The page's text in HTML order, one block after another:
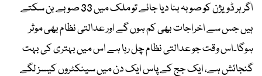
اگر ہر ڈویژن کو صوبہ بنا دیا جائے تو ملک میں 33 صوبے بن سکتے
ہیں جس سے اخراجات بھی کم ہوں گے اور عدالتی نظام بھی موثر
ہوگا۔اس وقت جو عدالتی نظام چل رہا ہے اس میں بہتری کی بہت
گنجائش ہے، ایک جج کے پاس ایک دن میں سینکٹروں کیسز لگے